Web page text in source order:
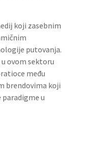
koji zasebnim
putovanja.
ovom sektoru
među
brendovima koji
paradigme u